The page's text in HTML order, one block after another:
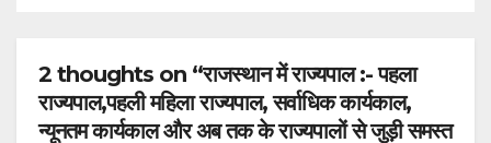
2 thoughts on “राजस्थान में राज्यपाल :- पहला
राज्यपाल,पहली महिला राज्यपाल, सर्वाधिक कार्यकाल,
न्यूनतम कार्यकाल और अब तक के राज्यपालों से जुड़ी समस्त